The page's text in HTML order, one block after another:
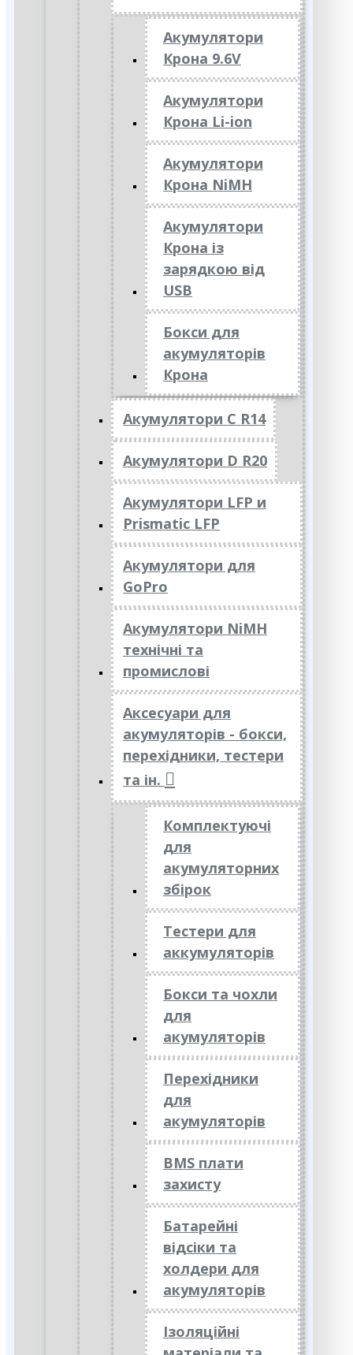
Акумулятори
Крона 9.6V
Акумулятори
Крона Li-ion
Акумулятори
Крона NiMH
Акумулятори
Крона із
зарядкою від
USB
Бокси для
акумуляторів
Крона
Акумулятори C R14
Акумулятори D R20
Акумулятори LFP и
Prismatic LFP
Акумулятори для
GoPro
Акумулятори NiMH
технічні та
промислові
Аксесуари для
акумуляторів - бокси,
перехідники, тестери
та ін.
Комплектуючі
для
акумуляторних
збірок
Тестери для
аккумуляторів
Бокси та чохли
для
акумуляторів
Перехідники
для
акумуляторів
BMS плати
захисту
Батарейні
відсіки та
холдери для
акумуляторів
Ізоляційні